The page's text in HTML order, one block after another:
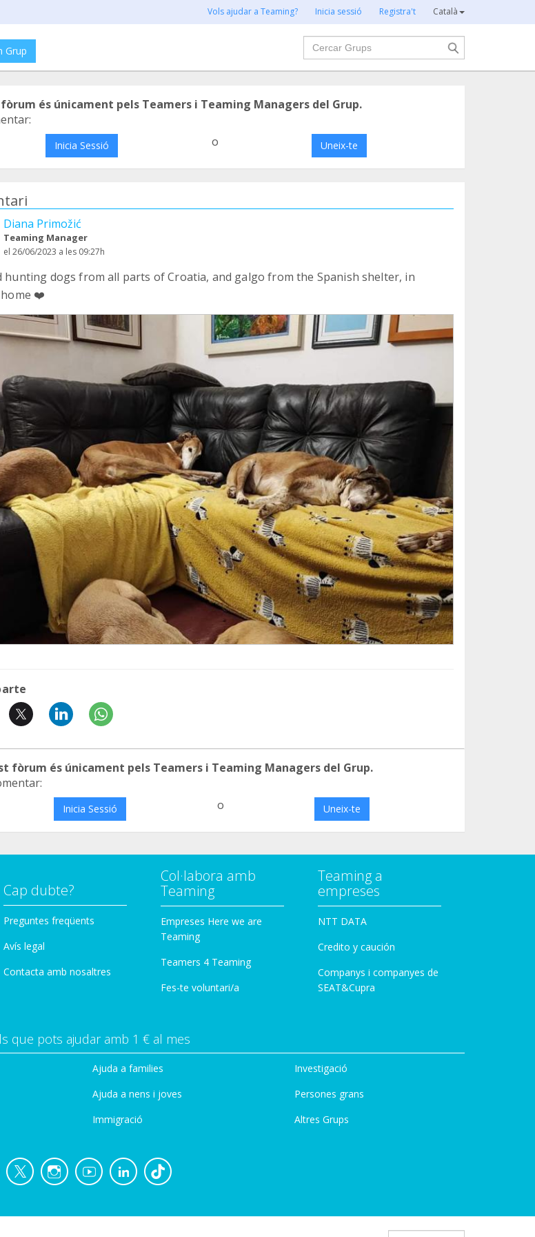
Vols ajudar a Teaming? Inicia sessió Registra't Català
Grup
Cercar
és únicament pels Teamers i Teaming Managers del Grup.
Inicia Sessió o Uneix-te
Diana Primožić
Teaming Manager
el 26/06/2023 a les 09:27h
hunting dogs from all parts of Croatia, and galgo from the Spanish shelter, in
❤️
fòrum és únicament pels Teamers i Teaming Managers del Grup.
Inicia Sessió o Uneix-te
Cap dubte?
Preguntes freqüents
Avís legal
Contacta amb nosaltres
Col·labora amb
Teaming
Empreses Here we are
Teaming
Teamers 4 Teaming
Fes-te voluntari/a
Teaming a
empreses
NTT DATA
Credito y caución
Companys i companyes de
SEAT&Cupra
que pots ajudar amb 1 € al mes
Ajuda a families
Ajuda a nens i joves
Immigració
Investigació
Persones grans
Altres Grups